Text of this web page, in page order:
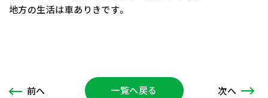
地方の生活は車ありきです。
前へ 一覧へ戻る 次へ